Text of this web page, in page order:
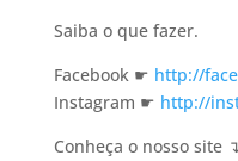
Saiba o que fazer.
Facebook ☛ http://
Instagram ☛ http://
Conheça o nosso site